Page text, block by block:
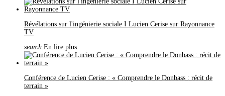
Révélations sur l'ingénierie sociale I Lucien Cerise sur Rayonnance
TV
search En lire plus
Conférence de Lucien Cerise : « Comprendre le Donbass : récit de
terrain »